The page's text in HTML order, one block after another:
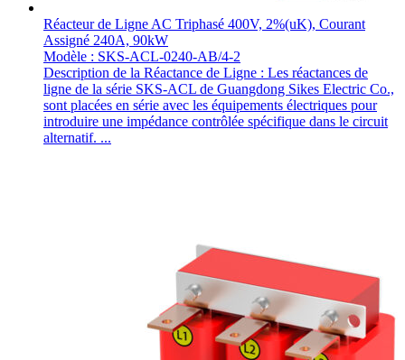
Réacteur de Ligne AC Triphasé 400V, 2%(uK), Courant
Assigné 240A, 90kW
Modèle : SKS-ACL-0240-AB/4-2
Description de la Réactance de Ligne : Les réactances de
ligne de la série SKS-ACL de Guangdong Sikes Electric Co.,
sont placées en série avec les équipements électriques pour
introduire une impédance contrôlée spécifique dans le circuit
alternatif. ...